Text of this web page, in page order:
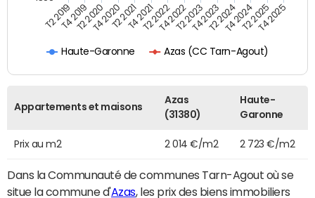
Haute-Garonne Azas (CC Tarn-Agout)
T2 2019T4 2019T2 2020T4 2020T2 2021T4 2021T2 2022T4 2022T2 2023T4 2023T2 2024T4 2024T2 2025T4 2025
Appartements et maisons
Azas
(31380)
Haute-
Garonne
Prix au m2 2 014 €/m2 2 723 €/m2
Dans la Communauté de communes Tarn-Agout où se
situe la commune d'Azas, les prix des biens immobiliers